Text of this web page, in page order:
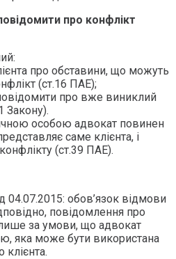
про конфлікт
про обставини, що можуть
(ст.16 ПАЕ);
про вже виниклий
Закону).
особою адвокат повинен
саме клієнта, і
(ст.39 ПАЕ).
обов’язок відмови
повідомлення про
за умови, що адвокат
яка може бути використана